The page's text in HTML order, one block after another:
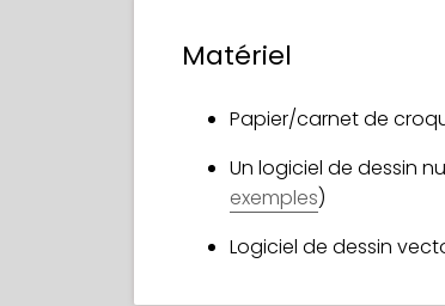
Matériel
Papier/carnet de
Un logiciel de dessin
exemples)
Logiciel de dessin